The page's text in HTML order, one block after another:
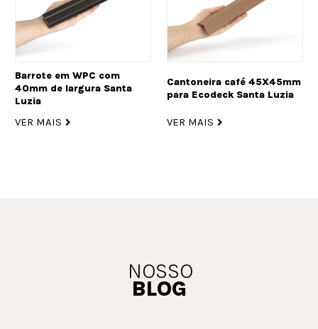
Barrote em WPC com
40mm de largura Santa
Luzia
VER MAIS
Cantoneira café 45X45mm
para Ecodeck Santa Luzia
VER MAIS
NOSSO
BLOG